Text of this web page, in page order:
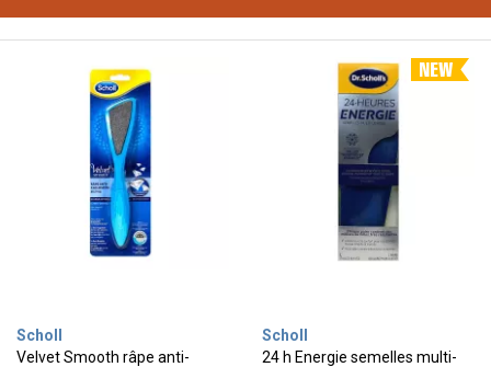
Scholl
Velvet Smooth râpe anti-
Scholl
24 h Energie semelles multi-